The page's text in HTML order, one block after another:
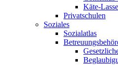
Käte-
Privatschulen
Soziales
Sozialatlas